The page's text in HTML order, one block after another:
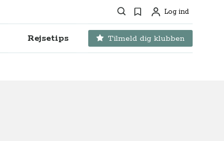
Søg Favoritter
ProfilLog ind
Rejsetips Tilmeld dig klubben